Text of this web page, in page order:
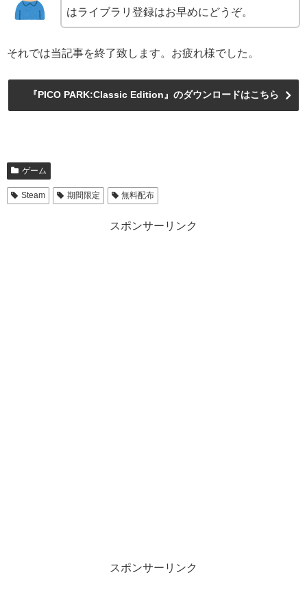
はライブラリ登録はお早めにどうぞ。
それでは当記事を終了致します。お疲れ様でした。
『PICO PARK:Classic Edition』のダウンロードはこちら
ゲーム
Steam 期間限定 無料配布
スポンサーリンク
スポンサーリンク